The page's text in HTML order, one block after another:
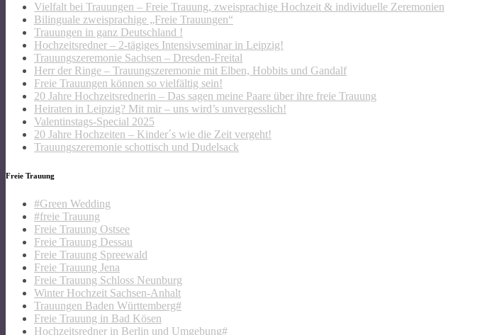
Vielfalt bei Trauungen – Freie Trauung, zweisprachige Hochzeit & individuelle Zeremonien
Bilinguale zweisprachige „Freie Trauungen“
Trauungen in ganz Deutschland !
Hochzeitsredner – 2-tägiges Intensivseminar in Leipzig!
Trauungszeremonie Sachsen – Dresden-Freital
Herr der Ringe – Trauungszeremonie mit Elben, Hobbits und Gandalf
Freie Trauungen können so vielfältig sein!
20 Jahre Hochzeitsrednerin – Das sagen meine Paare über ihre freie Trauung
Heiraten in Leipzig? Mit mir – uns wird’s unvergesslich!
Valentinstags-Special 2025
20 Jahre Hochzeiten – Kinder´s wie die Zeit vergeht!
Trauungszeremonie schottisch und Dudelsack
Freie Trauung
#Green Wedding
#freie Trauung
Freie Trauung Ostsee
Freie Trauung Dessau
Freie Trauung Spreewald
Freie Trauung Jena
Freie Trauung Schloss Neunburg
Winter Hochzeit Sachsen-Anhalt
Trauungen Baden Württemberg#
Freie Trauung in Bad Kösen
Hochzeitsredner in Berlin und Umgebung#